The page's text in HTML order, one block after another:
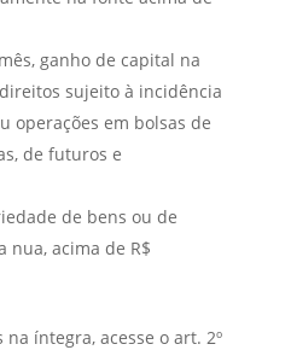
ganho de capital na
sujeito à incidência
operações em bolsas de
de futuros e
de bens ou de
nua, acima de R$
íntegra, acesse o art. 2º